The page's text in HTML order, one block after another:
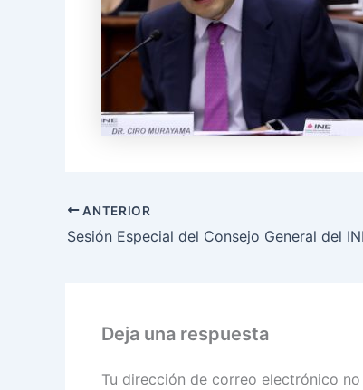
ANTERIOR
Deja una respuesta
Tu dirección de correo electrónico